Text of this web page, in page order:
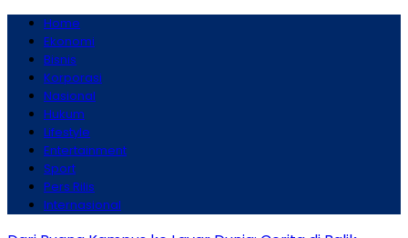
Home
Ekonomi
Bisnis
Korporasi
Nasional
Hukum
Lifestyle
Entertainment
Sport
Pers Rilis
Internasional